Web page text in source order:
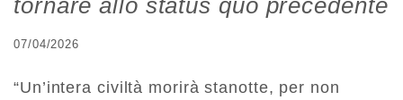
tornare allo status quo precedente
07/04/2026
“Un’intera civiltà morirà stanotte, per non